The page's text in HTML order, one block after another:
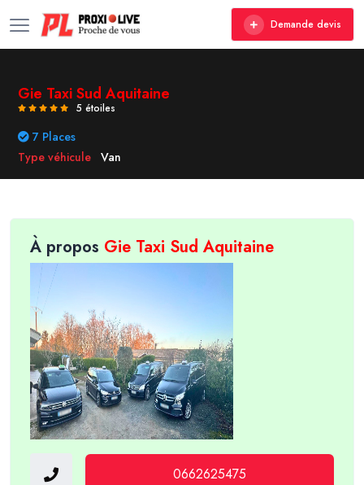
Demande devis
Gie Taxi Sud Aquitaine
5 étoiles
7 Places
Type véhicule
Van
À propos Gie Taxi Sud Aquitaine
0662625475